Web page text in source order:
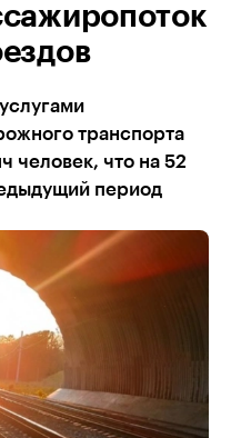
транспорта
человек, что на 52
период